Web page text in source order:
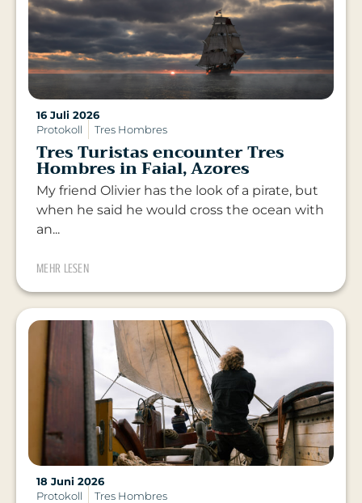
16 Juli 2026
Protokoll
Tres Hombres
Tres Turistas encounter Tres
Hombres in Faial, Azores
My friend Olivier has the look of a pirate, but
when he said he would cross the ocean with
an...
MEHR LESEN
18 Juni 2026
Protokoll
Tres Hombres